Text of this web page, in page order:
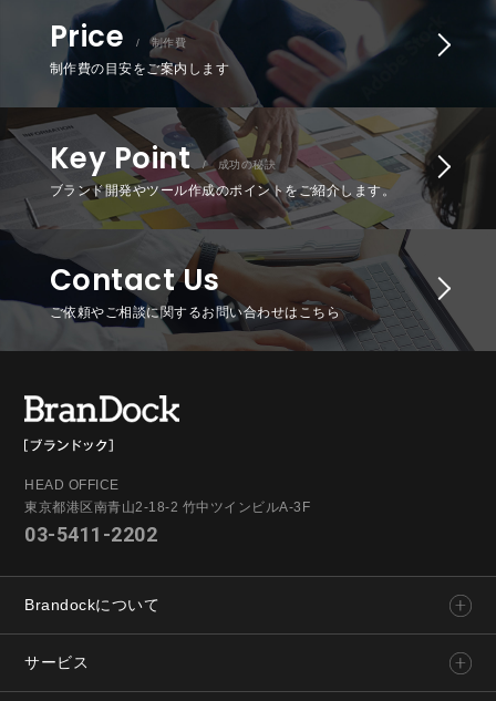
Price / 制作費
制作費の目安をご案内します
Key Point / 成功の秘訣
ブランド開発やツール作成のポイントをご紹介します。
Contact Us
ご依頼やご相談に関するお問い合わせはこちら
HEAD OFFICE
東京都港区南青山2-18-2 竹中ツインビルA-3F
03-5411-2202
Brandockについて
サービス